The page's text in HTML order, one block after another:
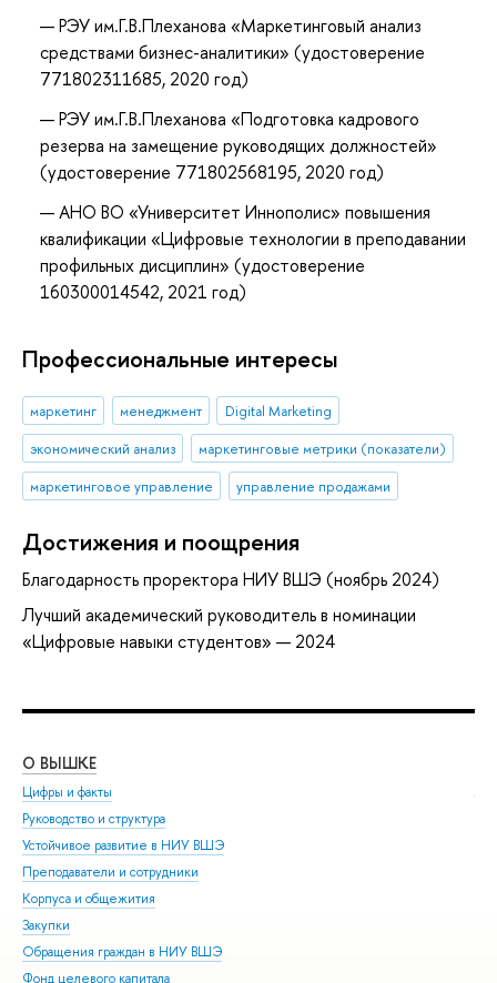
РЭУ им.Г.В.Плеханова «Маркетинговый анализ
средствами бизнес-аналитики» (удостоверение
771802311685, 2020 год)
РЭУ им.Г.В.Плеханова «Подготовка кадрового
резерва на замещение руководящих должностей»
(удостоверение 771802568195, 2020 год)
АНО ВО «Университет Иннополис» повышения
квалификации «Цифровые технологии в преподавании
профильных дисциплин» (удостоверение
160300014542, 2021 год)
Профессиональные интересы
маркетинг менеджмент
Digital Marketing
экономический анализ
маркетинговые метрики (показатели)
маркетинговое управление
управление продажами
Достижения и поощрения
Благодарность проректора НИУ ВШЭ (ноябрь 2024)
Лучший академический руководитель в номинации
«Цифровые навыки студентов» — 2024
О ВЫШКЕ
Цифры и факты
Руководство и структура
Устойчивое развитие в НИУ ВШЭ
Преподаватели и сотрудники
Корпуса и общежития
Закупки
Обращения граждан в НИУ ВШЭ
Фонд целевого капитала